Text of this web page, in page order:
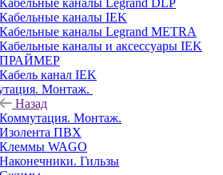
Кабельные каналы IEK
Кабельные каналы Legrand METRA
Кабельные каналы и аксессуары IEK
ПРАЙМЕР
Кабель канал IEK
Монтаж.
Назад
Коммутация. Монтаж.
Изолента ПВХ
Клеммы WAGO
Наконечники. Гильзы